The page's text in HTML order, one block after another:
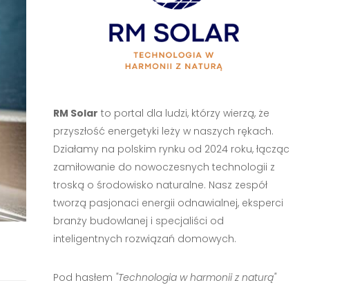
RM Solar to portal dla ludzi, którzy wierzą, że
przyszłość energetyki leży w naszych rękach.
Działamy na polskim rynku od 2024 roku, łącząc
zamiłowanie do nowoczesnych technologii z
troską o środowisko naturalne. Nasz zespół
tworzą pasjonaci energii odnawialnej, eksperci
branży budowlanej i specjaliści od
inteligentnych rozwiązań domowych.
Pod hasłem "Technologia w harmonii z naturą"